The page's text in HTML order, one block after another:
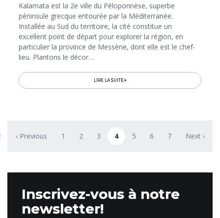
Kalamata est la 2e ville du Péloponnèse, superbe
péninsule grecque entourée par la Méditerranée.
Installée au Sud du territoire, la cité constitue un
excellent point de départ pour explorer la région, en
particulier la province de Messène, dont elle est le chef-
lieu. Plantons le décor…
LIRE LA SUITE
Previous page
‹ Previous Page
1 Page
2 Page
3 Page courante
4 Page
5 Page
6 Page
7 Next page
Next ›
Inscrivez-vous à notre
newsletter!